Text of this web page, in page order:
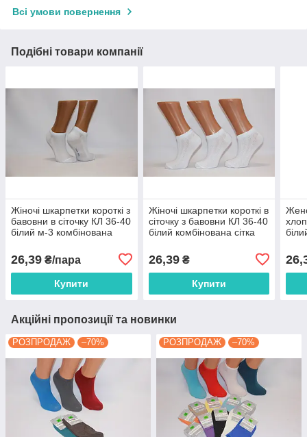
Всі умови повернення
Подібні товари компанії
Жіночі шкарпетки короткі з
бавовни в сіточку КЛ 36-40
білий м-3 комбінована
26,39 ₴/пара
Купити
Жіночі шкарпетки короткі в
сіточку з бавовни КЛ 36-40
білий комбінована сітка
26,39₴
Купити
Акційні пропозиції та новинки
РОЗПРОДАЖ –70% РОЗПРОДАЖ –70%